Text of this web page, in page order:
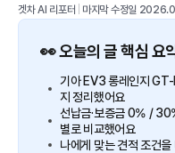
겟차 AI 리포터 마지막 수정일
👀 오늘의 글 핵심 요
기아 EV3 롱레인지
지 정리했어요
선납금·보증금 0% /
별로 비교했어요
나에게 맞는 견적 조건